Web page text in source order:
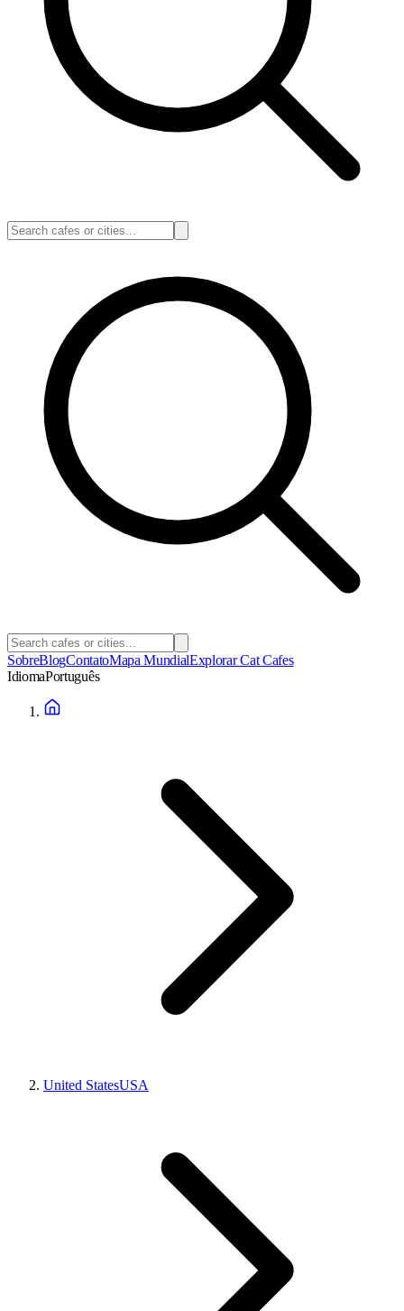
SobreBlogContatoMapa MundialExplorar Cat Cafes
IdiomaPortuguês
United StatesUSA